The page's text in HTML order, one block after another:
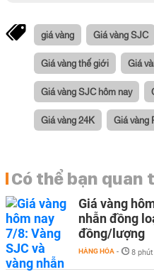
giá vàng Giá vàng SJC
Giá vàng thế giới Giá
Giá vàng SJC hôm nay
Giá vàng 24K Giá vàng
Có thể bạn quan
Giá vàng
nhẫn đồng
đồng/lượng
HÀNG HÓA - 8